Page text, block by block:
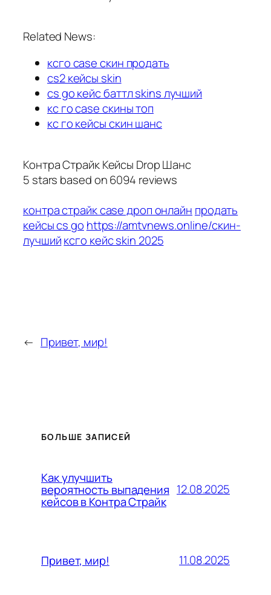
Related News:
ксго case скин продать
cs2 кейсы skin
cs go кейс баттл skins лучший
кс го case скины топ
кс го кейсы скин шанс
Контра Страйк Кейсы Drop Шанс
5 stars based on6094 reviews
контра страйк case дроп онлайн продать
кейсы cs go https://amtvnews.online/скин-
лучшийксго кейс skin 2025
← Привет, мир!
БОЛЬШЕ ЗАПИСЕЙ
Как улучшить
вероятность выпадения
кейсов в Контра Страйк
12.08.2025
Привет, мир! 11.08.2025